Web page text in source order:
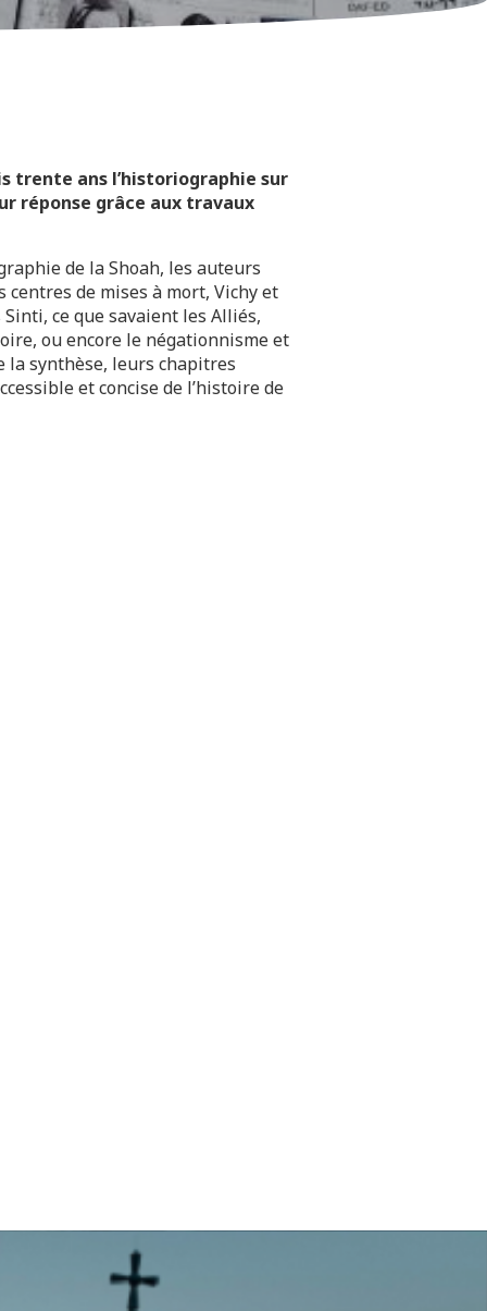
trente ans l’historiographie sur
réponse grâce aux travaux
de la Shoah, les auteurs
de mises à mort, Vichy et
ce que savaient les Alliés,
ou encore le négationnisme et
la synthèse, leurs chapitres
et concise de l’histoire de